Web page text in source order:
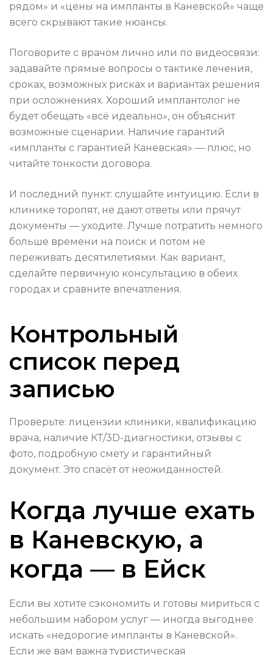
рядом» и «цены на импланты в Каневской» чаще
всего скрывают такие нюансы.
Поговорите с врачом лично или по видеосвязи:
задавайте прямые вопросы о тактике лечения,
сроках, возможных рисках и вариантах решения
при осложнениях. Хороший имплантолог не
будет обещать «всё идеально», он объяснит
возможные сценарии. Наличие гарантий
«импланты с гарантией Каневская» — плюс, но
читайте тонкости договора.
И последний пункт: слушайте интуицию. Если в
клинике торопят, не дают ответы или прячут
документы — уходите. Лучше потратить немного
больше времени на поиск и потом не
переживать десятилетиями. Как вариант,
сделайте первичную консультацию в обеих
городах и сравните впечатления.
Контрольный
список перед
записью
Проверьте: лицензии клиники, квалификацию
врача, наличие КТ/3D-диагностики, отзывы с
фото, подробную смету и гарантийный
документ. Это спасёт от неожиданностей.
Когда лучше ехать
в Каневскую, а
когда — в Ейск
Если вы хотите сэкономить и готовы мириться с
небольшим набором услуг — иногда выгоднее
искать «недорогие импланты в Каневской».
Если же вам важна туристическая